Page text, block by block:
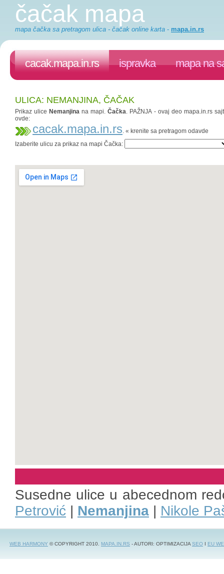
čačak mapa
mapa čačka sa pretragom ulica - čačak online karta - mapa.in.rs
cacak.mapa.in.rs ispravka mapa na
ULICA: NEMANJINA, ČAČAK
Prikaz ulice Nemanjina na mapi.Čačka. PAŽNJA - ovaj deo mapa.in.rs
ovde:
cacak.mapa.in.rs. « krenite sa pretragom odavde
Izaberite ulicu za prikaz na mapi Čačka:
Susedne ulice u abecednom
Petrović | Nemanjina | Nikole
WEB HARMONY © COPYRIGHT 2010. MAPA.IN.RS - AUTORI: OPTIMIZACIJASEO I EU